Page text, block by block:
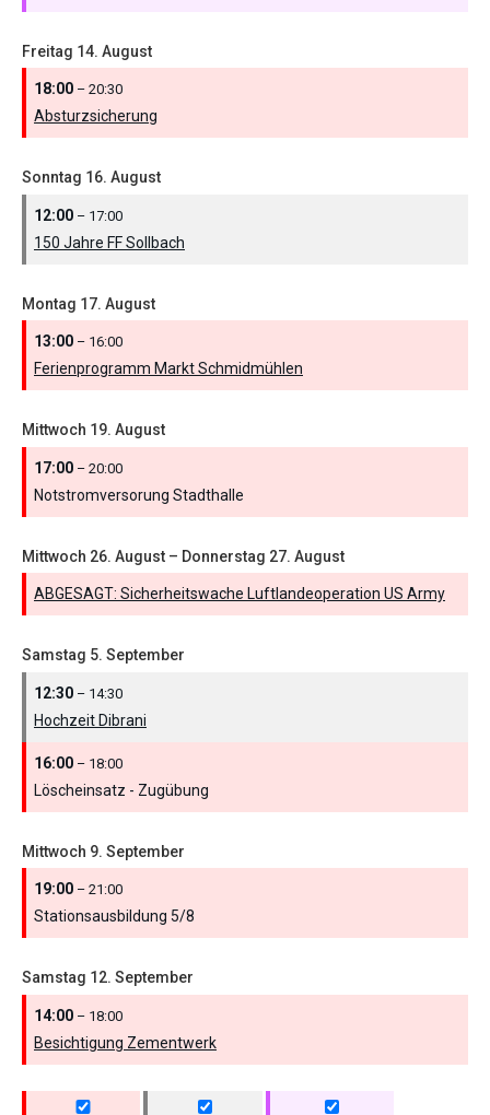
Freitag 14. August
18:00 – 20:30
Absturzsicherung
Sonntag 16. August
12:00 – 17:00
150 Jahre FF Sollbach
Montag 17. August
13:00 – 16:00
Ferienprogramm Markt Schmidmühlen
Mittwoch 19. August
17:00 – 20:00
Notstromversorung Stadthalle
Mittwoch 26. August – Donnerstag 27. August
ABGESAGT: Sicherheitswache Luftlandeoperation US Army
Samstag 5. September
12:30 – 14:30
Hochzeit Dibrani
16:00 – 18:00
Löscheinsatz - Zugübung
Mittwoch 9. September
19:00 – 21:00
Stationsausbildung 5/8
Samstag 12. September
14:00 – 18:00
Besichtigung Zementwerk